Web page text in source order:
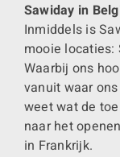
Sawiday in
Inmiddels is
mooie locaties:
Waarbij ons
vanuit waar
weet wat de
naar het
in Frankrijk.